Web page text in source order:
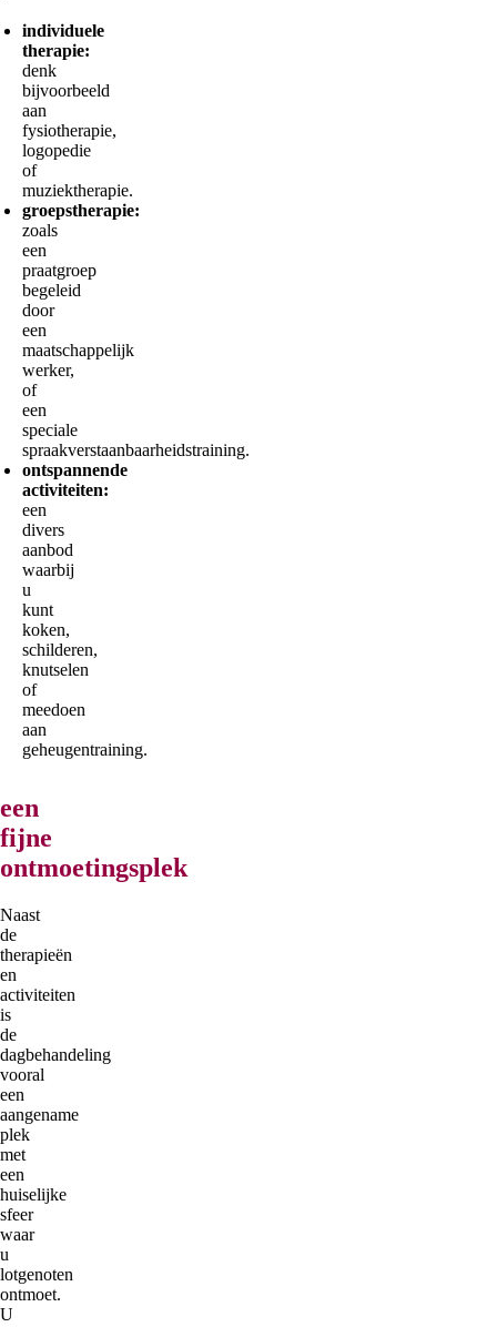
individuele
therapie:
denk
bijvoorbeeld
aan
fysiotherapie,
logopedie
of
muziektherapie.
groepstherapie:
zoals
een
praatgroep
begeleid
door
een
maatschappelijk
werker,
of
een
speciale
spraakverstaanbaarheidstraining.
ontspannende
activiteiten:
een
divers
aanbod
waarbij
u
kunt
koken,
schilderen,
knutselen
of
meedoen
aan
geheugentraining.
een
fijne
ontmoetingsplek
Naast
de
therapieën
en
activiteiten
is
de
dagbehandeling
vooral
een
aangename
plek
met
een
huiselijke
sfeer
waar
u
lotgenoten
ontmoet.
U